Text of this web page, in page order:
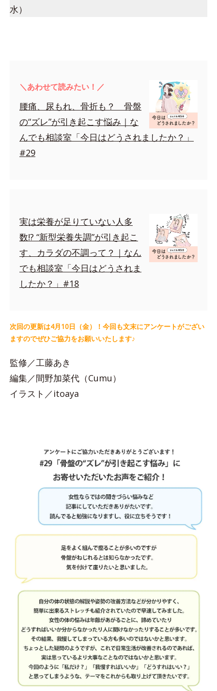
水）
＼あわせて読みたい！／
腰痛、尿もれ、骨折も？ 骨盤
の“ズレ”が引き起こす悩み｜な
んでも相談室「今日はどうされましたか？」
#29
実は栄養が足りていない人多
数!? “新型栄養失調”が引き起こ
す、カラダの不調って？｜なん
でも相談室「今日はどうされま
したか？」#18
次回の更新は4月10日（金）！今回も文末にアンケートがござい
ますのでぜひご協力をお願いいたします♪
監修／工藤あき
編集／間野加菜代（Cumu）
イラスト／itoaya